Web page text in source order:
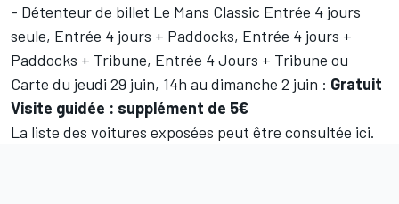
- Détenteur de billet Le Mans Classic Entrée 4 jours
seule, Entrée 4 jours + Paddocks, Entrée 4 jours +
Paddocks + Tribune, Entrée 4 Jours + Tribune ou
Carte du jeudi 29 juin, 14h au dimanche 2 juin : Gratuit
Visite guidée : supplément de 5€
La liste des voitures exposées peut être consultée ici.